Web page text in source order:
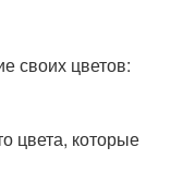
своих цветов:
цвета, которые